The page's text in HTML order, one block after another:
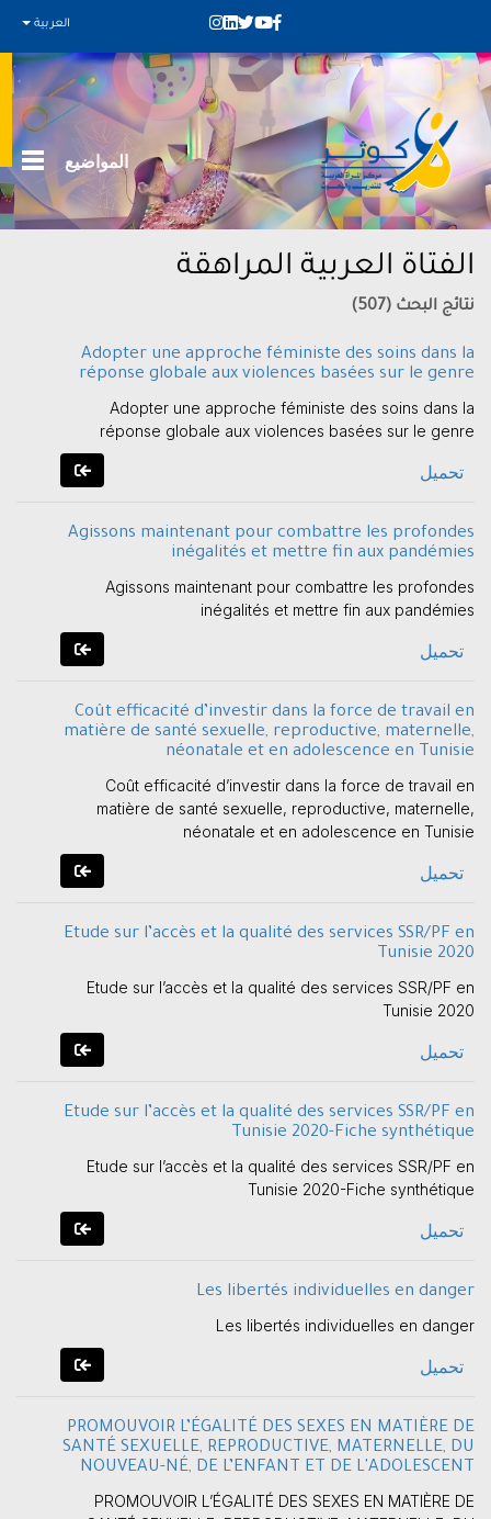
العربية
المواضيع
الفتاة العربية المراهقة
نتائج البحث (507)
Adopter une approche féministe des soins dans la
réponse globale aux violences basées sur le genre
Adopter une approche féministe des soins dans la
réponse globale aux violences basées sur le genre
تحميل
Agissons maintenant pour combattre les profondes
inégalités et mettre fin aux pandémies
Agissons maintenant pour combattre les profondes
inégalités et mettre fin aux pandémies
تحميل
Coût efficacité d’investir dans la force de travail en
matière de santé sexuelle, reproductive, maternelle,
néonatale et en adolescence en Tunisie
Coût efficacité d’investir dans la force de travail en
matière de santé sexuelle, reproductive, maternelle,
néonatale et en adolescence en Tunisie
تحميل
Etude sur l’accès et la qualité des services SSR/PF en
Tunisie 2020
Etude sur l’accès et la qualité des services SSR/PF en
Tunisie 2020
تحميل
Etude sur l’accès et la qualité des services SSR/PF en
Tunisie 2020-Fiche synthétique
Etude sur l’accès et la qualité des services SSR/PF en
Tunisie 2020-Fiche synthétique
تحميل
Les libertés individuelles en danger
Les libertés individuelles en danger
تحميل
PROMOUVOIR L’ÉGALITÉ DES SEXES EN MATIÈRE DE
SANTÉ SEXUELLE, REPRODUCTIVE, MATERNELLE, DU
NOUVEAU-NÉ, DE L’ENFANT ET DE L'ADOLESCENT
PROMOUVOIR L’ÉGALITÉ DES SEXES EN MATIÈRE DE